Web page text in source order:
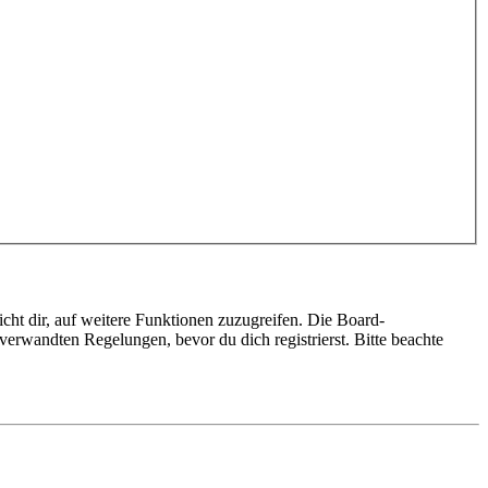
dir, auf weitere Funktionen zuzugreifen. Die Board-
Regelungen, bevor du dich registrierst. Bitte beachte